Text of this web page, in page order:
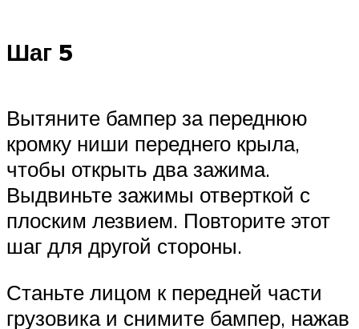
Шаг 5
Вытяните бампер за переднюю
кромку ниши переднего крыла,
чтобы открыть два зажима.
Выдвиньте зажимы отверткой с
плоским лезвием. Повторите этот
шаг для другой стороны.
Станьте лицом к передней части
грузовика и снимите бампер, нажав